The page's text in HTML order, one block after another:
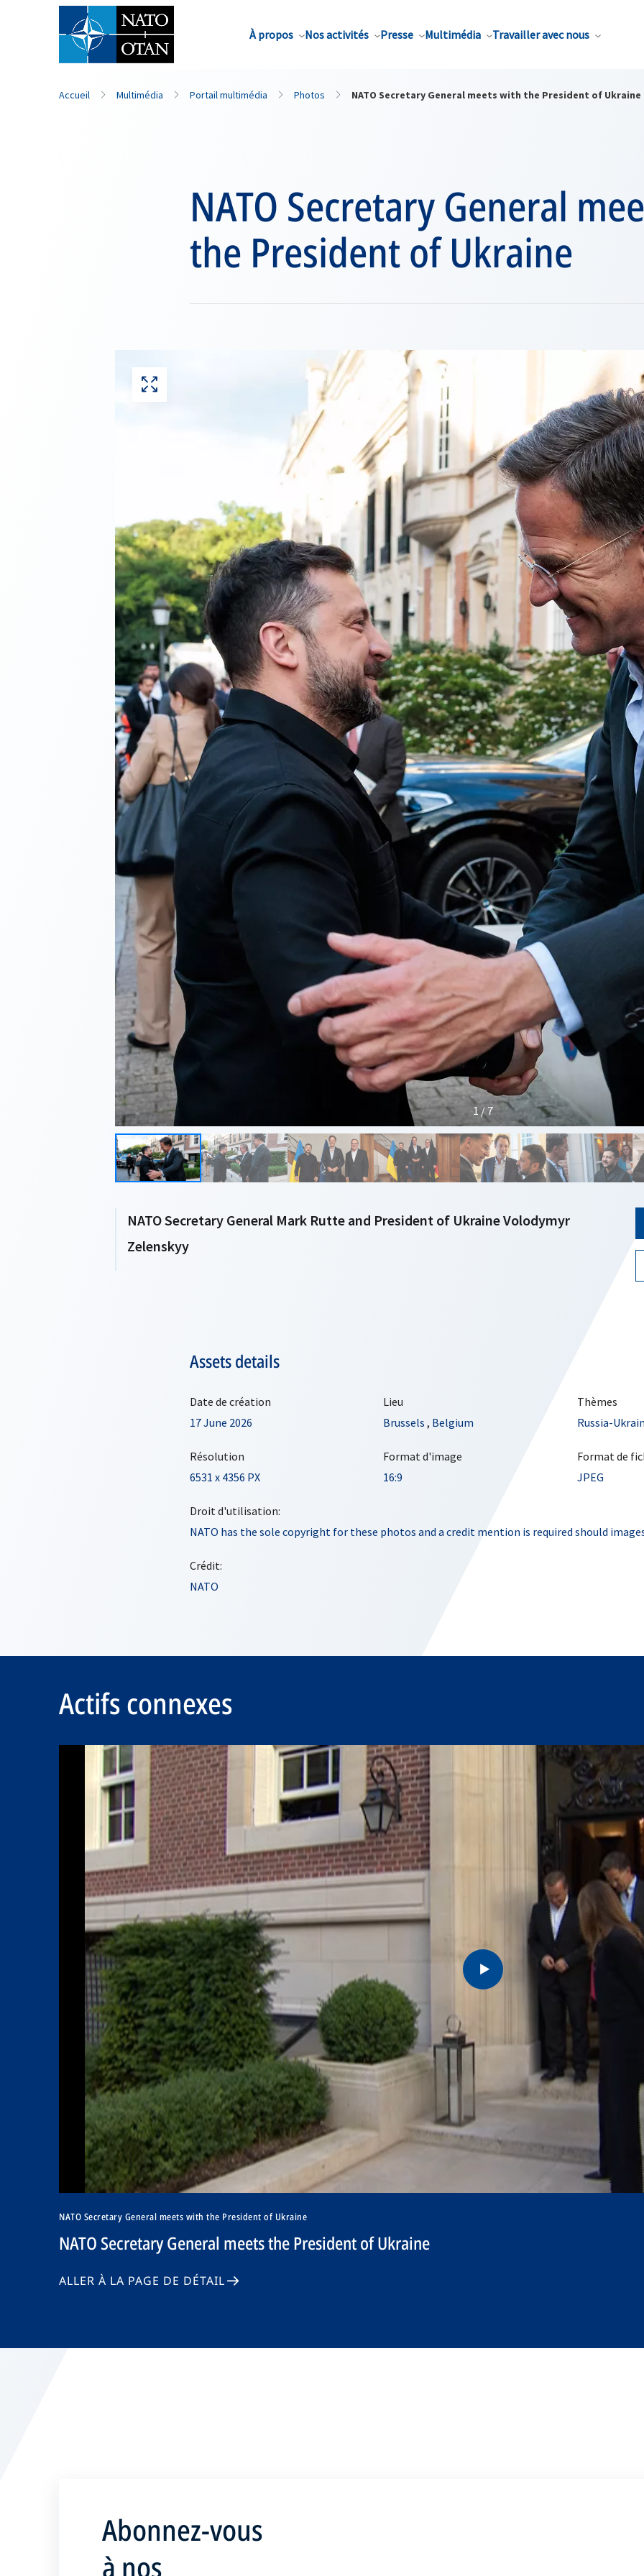
À propos Nos activités Presse Multimédia Travailler avec nous
Nom de famille*
Accueil Multimédia Portail multimédia Photos NATO Secretary General meets with the President of Ukraine
NATO Secretary General
the President of Ukraine
1 / 7
NATO Secretary General Mark Rutte and President of Ukraine Volodymyr
Zelenskyy
Assets details
Date de création
17 June 2026
Lieu
Brussels , Belgium
Thèmes
Russia-
Résolution
6531 x 4356 PX
Format d'image
16:9
Format de
JPEG
Droit d'utilisation:
NATO has the sole copyright for these photos and a credit mention is required should
Crédit:
NATO
Actifs connexes
NATO Secretary General meets with the President of Ukraine
NATO Secretary General meets the President of Ukraine
ALLER À LA PAGE DE DÉTAIL
Abonnez-vous
à nos